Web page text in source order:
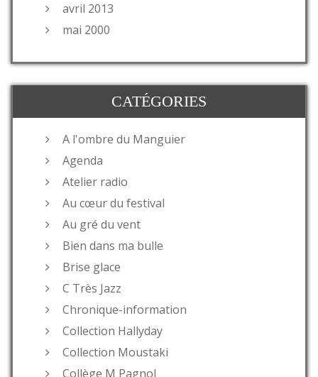
avril 2013
mai 2000
CATÉGORIES
A l'ombre du Manguier
Agenda
Atelier radio
Au cœur du festival
Au gré du vent
Bien dans ma bulle
Brise glace
C Très Jazz
Chronique-information
Collection Hallyday
Collection Moustaki
Collège M Pagnol